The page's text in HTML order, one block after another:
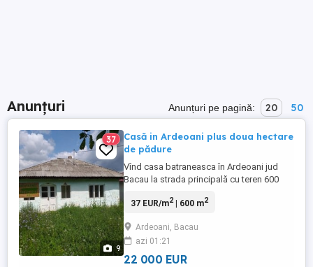
Anunțuri Anunțuri pe pagină: 20 50
9
37
Casă in Ardeoani plus doua hectare
de pădure
Vînd casa batraneasca în Ardeoani jud
Bacau la strada principală cu teren 600
in Ardeoani,preț negociabil, detalii la nr de
37 EUR/m2| 600 m2
Ardeoani, Bacau
azi 01:21
22 000 EUR